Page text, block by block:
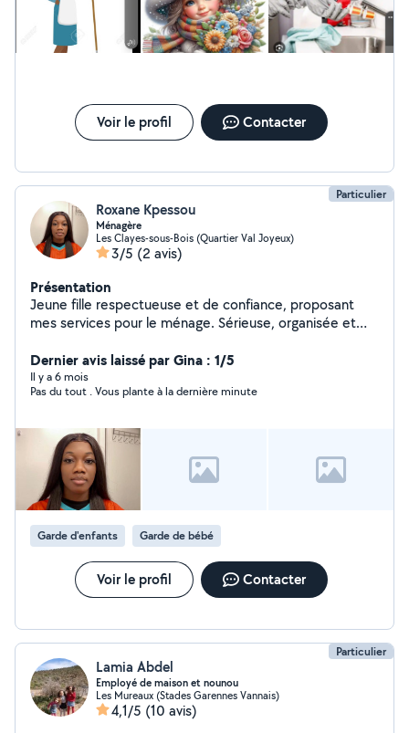
Voir le profil Contacter
Particulier
Roxane Kpessou
Ménagère
Les Clayes-sous-Bois (Quartier Val Joyeux)
3/5 (2 avis)
Présentation
Jeune fille respectueuse et de confiance, proposant
mes services pour le ménage. Sérieuse, organisée et
bonne humeur. N'hésitez pas à me contacter
Dernier avis laissé par Gina : 1/5
Il y a 6 mois
Pas du tout . Vous plante à la dernière minute
Garde d'enfants Garde de bébé
Voir le profil Contacter
Particulier
Lamia Abdel
Employé de maison et nounou
Les Mureaux (Stades Garennes Vannais)
4,1/5 (10 avis)